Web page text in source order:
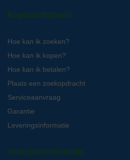
Kopersinformatie
Hoe kan ik zoeken?
Hoe kan ik kopen?
Hoe kan ik betalen?
Plaats een zoekopdracht
Serviceaanvraag
Garantie
Leveringsinformatie
Verkopersinformatie